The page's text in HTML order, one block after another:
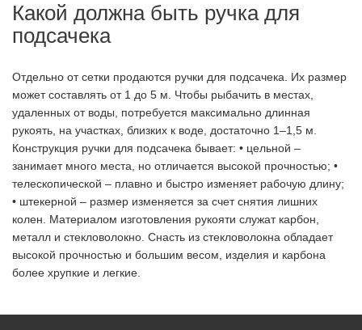
Какой должна быть ручка для
подсачека
Отдельно от сетки продаются ручки для подсачека. Их размер
может составлять от 1 до 5 м. Чтобы рыбачить в местах,
удаленных от воды, потребуется максимально длинная
рукоять, на участках, близких к воде, достаточно 1–1,5 м.
Конструкция ручки для подсачека бывает: • цельной –
занимает много места, но отличается высокой прочностью; •
телескопической – плавно и быстро изменяет рабочую длину;
• штекерной – размер изменяется за счет снятия лишних
колен. Материалом изготовления рукояти служат карбон,
металл и стекловолокно. Снасть из стекловолокна обладает
высокой прочностью и большим весом, изделия и карбона
более хрупкие и легкие.